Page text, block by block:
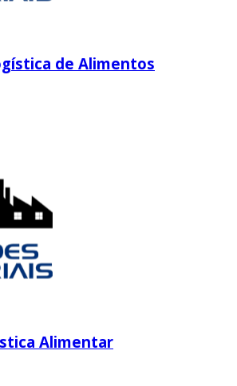
de Alimentos
Alimentar